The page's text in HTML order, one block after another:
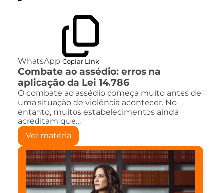
WhatsApp Copiar Link
Combate ao assédio: erros na
aplicação da Lei 14.786
O combate ao assédio começa muito antes de
uma situação de violência acontecer. No
entanto, muitos estabelecimentos ainda
acreditam que…
Ver matéria